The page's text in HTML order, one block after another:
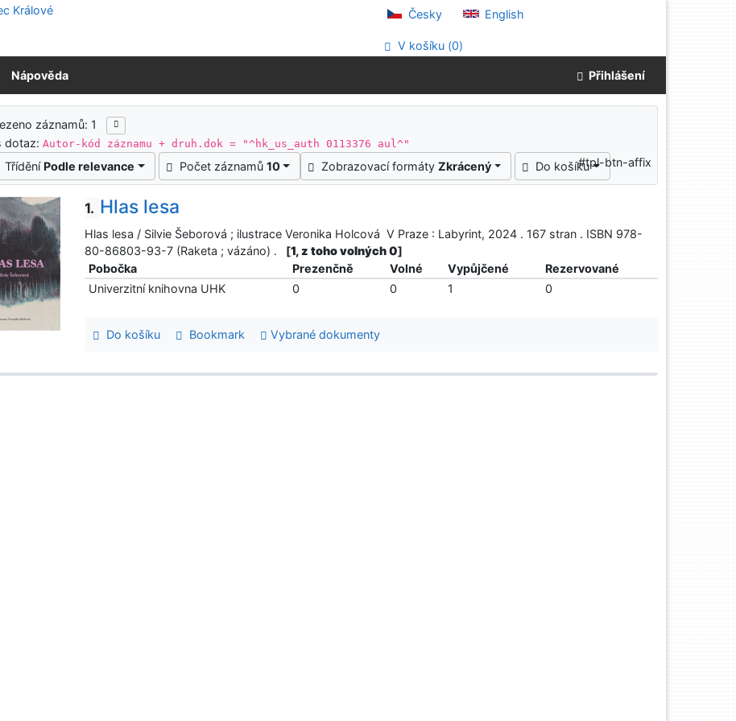
Česky English
V košíku (0)
Nápověda Přihlášení
vyhledávání
záznamů: 1
dotaz:Autor-kód záznamu + druh.dok = "^hk_us_auth 0113376 aul^"
Třídění Podle relevance Počet záznamů 10 Zobrazovací formáty Zkrácený Do košíku#tpl-btn-affix
1. Hlas lesa
Hlas lesa / Silvie Šeborová ; ilustrace Veronika Holcová V Praze : Labyrint, 2024 . 167 stran . ISBN 978-
80-86803-93-7 (Raketa ; vázáno) .
[1, z toho volných 0]
Pobočka
Prezenčně Volné Vypůjčené
Rezervované
Univerzitní knihovna UHK
0 0 1 0
Do košíku Bookmark Vybrané dokumenty